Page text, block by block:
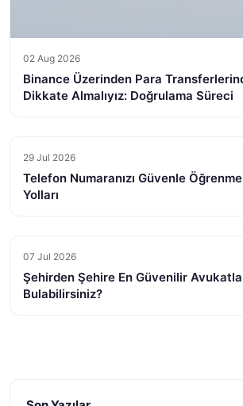
02 Aug 2026
Binance Üzerinden Para
Dikkate Almalıyız: Doğrulama Süreci
29 Jul 2026
Telefon Numaranızı Güvenle
Yolları
07 Jul 2026
Şehirden Şehire En Güvenilir
Bulabilirsiniz?